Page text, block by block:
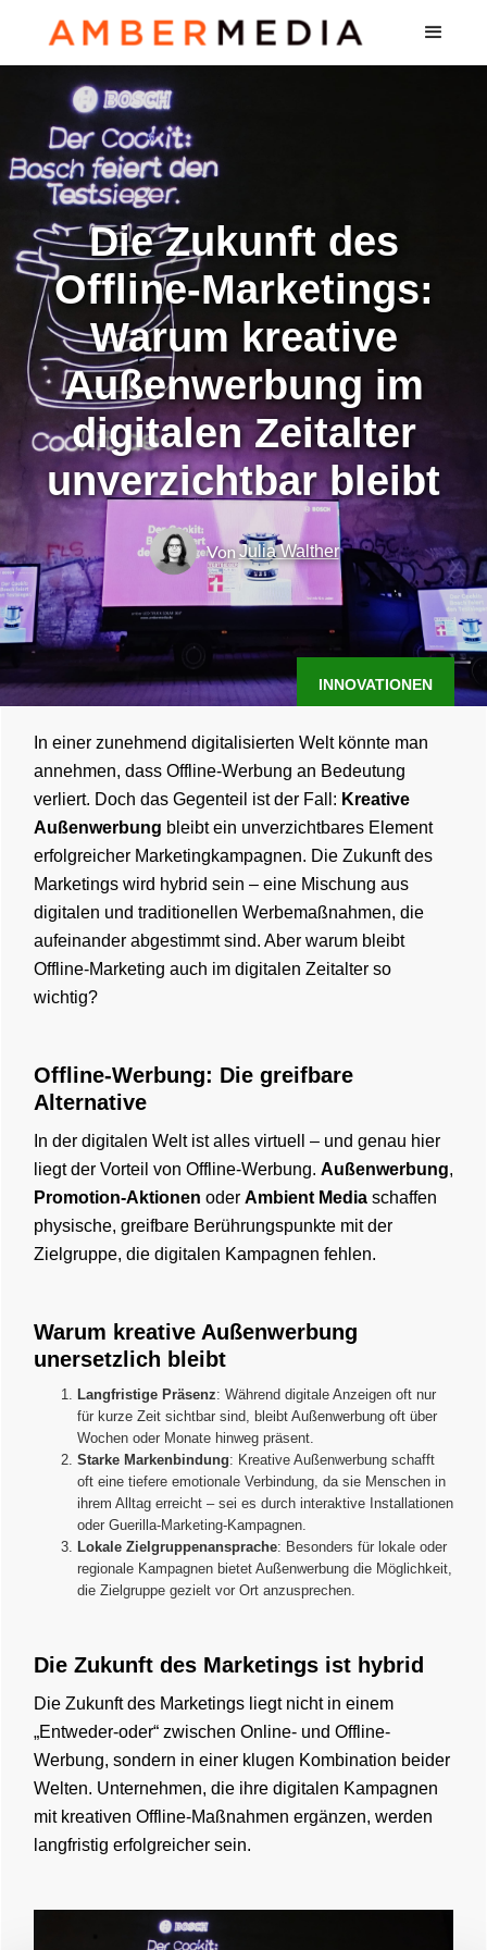
Die Zukunft des
Offline-Marketings:
Warum kreative
Außenwerbung im
digitalen Zeitalter
unverzichtbar bleibt
VonJulia Walther
INNOVATIONEN
In einer zunehmend digitalisierten Welt könnte man
annehmen, dass Offline-Werbung an Bedeutung
verliert. Doch das Gegenteil ist der Fall: Kreative
Außenwerbung bleibt ein unverzichtbares Element
erfolgreicher Marketingkampagnen. Die Zukunft des
Marketings wird hybrid sein – eine Mischung aus
digitalen und traditionellen Werbemaßnahmen, die
aufeinander abgestimmt sind. Aber warum bleibt
Offline-Marketing auch im digitalen Zeitalter so
wichtig?
Offline-Werbung: Die greifbare
Alternative
In der digitalen Welt ist alles virtuell – und genau hier
liegt der Vorteil von Offline-Werbung. Außenwerbung,
Promotion-Aktionen oder Ambient Media schaffen
physische, greifbare Berührungspunkte mit der
Zielgruppe, die digitalen Kampagnen fehlen​.
Warum kreative Außenwerbung
unersetzlich bleibt
Langfristige Präsenz: Während digitale Anzeigen oft nur
für kurze Zeit sichtbar sind, bleibt Außenwerbung oft über
Wochen oder Monate hinweg präsent.
Starke Markenbindung: Kreative Außenwerbung schafft
oft eine tiefere emotionale Verbindung, da sie Menschen in
ihrem Alltag erreicht – sei es durch interaktive Installationen
oder Guerilla-Marketing-Kampagnen​.
Lokale Zielgruppenansprache: Besonders für lokale oder
regionale Kampagnen bietet Außenwerbung die Möglichkeit,
die Zielgruppe gezielt vor Ort anzusprechen.
Die Zukunft des Marketings ist hybrid
Die Zukunft des Marketings liegt nicht in einem
„Entweder-oder“ zwischen Online- und Offline-
Werbung, sondern in einer klugen Kombination beider
Welten. Unternehmen, die ihre digitalen Kampagnen
mit kreativen Offline-Maßnahmen ergänzen, werden
langfristig erfolgreicher sein.